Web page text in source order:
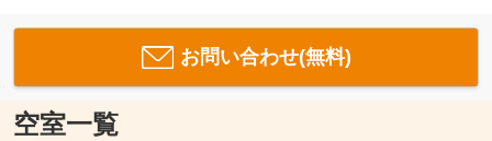
お問い合わせ(無料)
空室一覧